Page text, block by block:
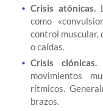
Crisis atónicas.
como
control muscular,
o caídas.
Crisis clónicas.
movimientos
rítmicos.
brazos.